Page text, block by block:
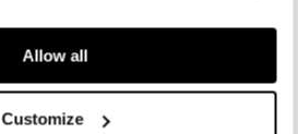
Allow all
Customize
Kostenlose lieferung ab CHF80. Kostenlose